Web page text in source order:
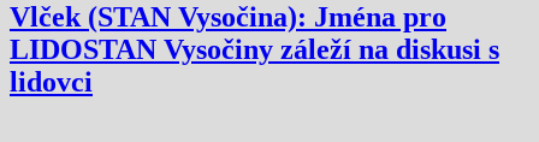
Vlček (STAN Vysočina): Jména pro
LIDOSTAN Vysočiny záleží na diskusi s
lidovci